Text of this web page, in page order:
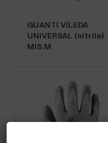
GUANTI VILEDA
UNIVERSAL (nitrile)
MIS.M